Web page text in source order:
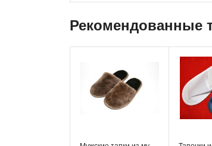
Рекомендованные